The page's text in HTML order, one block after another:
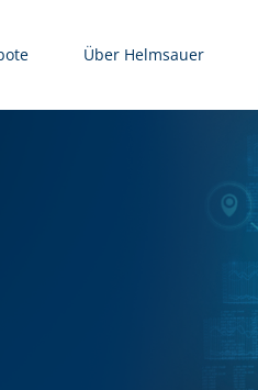
Über Helmsauer